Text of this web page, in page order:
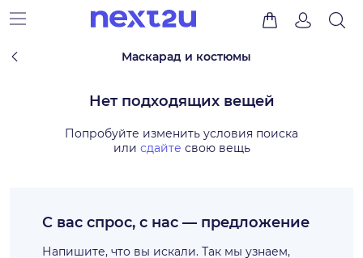
Маскарад и костюмы
Нет подходящих вещей
Попробуйте изменить условия поиска
или сдайте свою вещь
С вас спрос, с нас — предложение
Напишите, что вы искали. Так мы узнаем,